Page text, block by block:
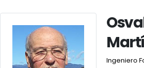
Ingeniero